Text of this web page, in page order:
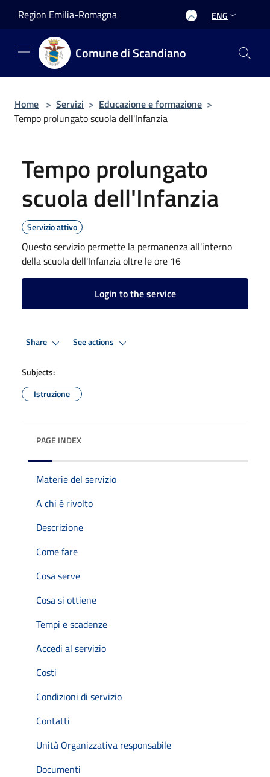
Region Emilia-Romagna ENG
Comune di Scandiano
Home > Servizi > Educazione e formazione >
Tempo prolungato scuola dell'Infanzia
Tempo prolungato
scuola dell'Infanzia
Servizio attivo
Questo servizio permette la permanenza all'interno
della scuola dell'Infanzia oltre le ore 16
Login to the service
Share See actions
Subjects:
Istruzione
PAGE INDEX
Materie del servizio
A chi è rivolto
Descrizione
Come fare
Cosa serve
Cosa si ottiene
Tempi e scadenze
Accedi al servizio
Costi
Condizioni di servizio
Contatti
Unità Organizzativa responsabile
Documenti